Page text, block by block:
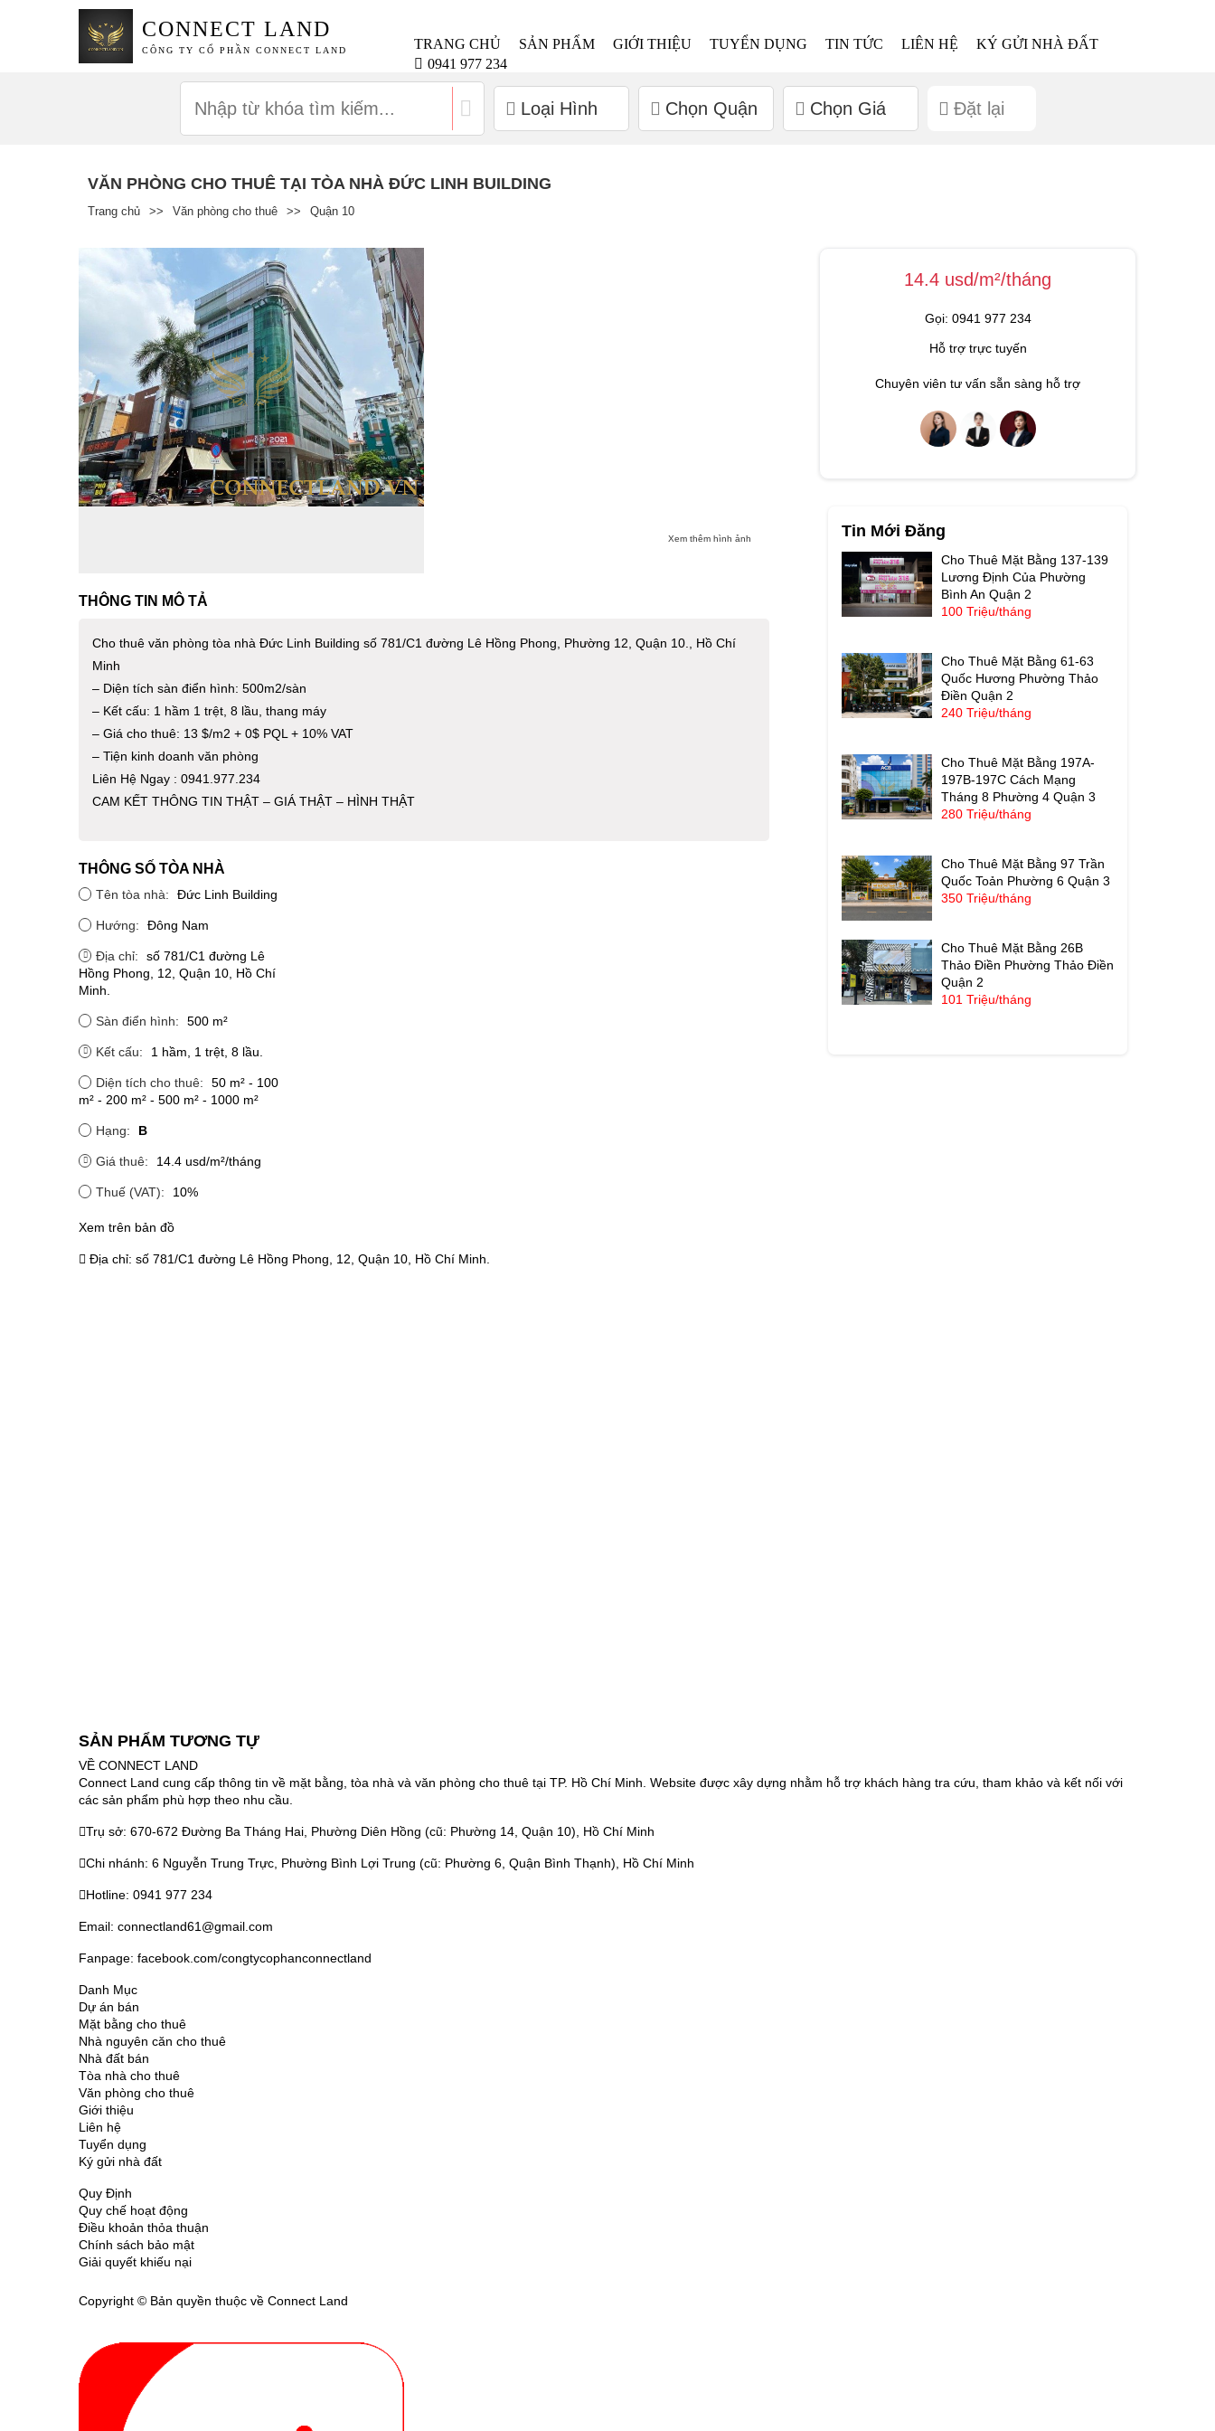
CONNECT LAND
CÔNG TY CỔ PHẦN CONNECT LAND TRANG CHỦ SẢN PHẨM GIỚI THIỆU TUYỂN DỤNG TIN TỨC LIÊN HỆ
KÝ GỬI NHÀ ĐẤT
0941 977 234
Loại Hình Chọn Quận Chọn Giá Đặt lại
VĂN PHÒNG CHO THUÊ TẠI TÒA NHÀ ĐỨC LINH BUILDING
Trang chủ >> Văn phòng cho thuê >> Quận 10
Xem thêm hình ảnh
THÔNG TIN MÔ TẢ
Cho thuê văn phòng tòa nhà Đức Linh Building số 781/C1 đường Lê Hồng Phong, Phường 12, Quận 10., Hồ Chí
Minh
– Diện tích sàn điển hình: 500m2/sàn
– Kết cấu: 1 hầm 1 trệt, 8 lầu, thang máy
– Giá cho thuê: 13 $/m2 + 0$ PQL + 10% VAT
– Tiện kinh doanh văn phòng
Liên Hệ Ngay : 0941.977.234
CAM KẾT THÔNG TIN THẬT – GIÁ THẬT – HÌNH THẬT
THÔNG SỐ TÒA NHÀ
Tên tòa nhà: Đức Linh Building
Hướng: Đông Nam
Địa chỉ:
số 781/C1 đường Lê
Hồng Phong, 12, Quận 10, Hồ Chí
Minh.
Sàn điển hình: 500 m²
Kết cấu: 1 hầm, 1 trệt, 8 lầu.
Diện tích cho thuê:
50 m² - 100
m² - 200 m² - 500 m² - 1000 m²
Hạng: B
Giá thuê: 14.4 usd/m²/tháng
Thuế (VAT): 10%
Xem trên bản đồ
Địa chỉ: số 781/C1 đường Lê Hồng Phong, 12, Quận 10, Hồ Chí Minh.
14.4 usd/m²/tháng
Gọi: 0941 977 234
Hỗ trợ trực tuyến
Chuyên viên tư vấn sẵn sàng hỗ trợ
Tin Mới Đăng
Cho Thuê Mặt Bằng 137-139
Lương Định Của Phường
Bình An Quận 2
100 Triệu/tháng
Cho Thuê Mặt Bằng 61-63
Quốc Hương Phường Thảo
Điền Quận 2
240 Triệu/tháng
Cho Thuê Mặt Bằng 197A-
197B-197C Cách Mạng
Tháng 8 Phường 4 Quận 3
280 Triệu/tháng
Cho Thuê Mặt Bằng 97 Trần
Quốc Toản Phường 6 Quận 3
350 Triệu/tháng
Cho Thuê Mặt Bằng 26B
Thảo Điền Phường Thảo Điền
Quận 2
101 Triệu/tháng
SẢN PHẨM TƯƠNG TỰ
VỀ CONNECT LAND
Connect Land cung cấp thông tin về mặt bằng, tòa nhà và văn phòng cho thuê tại TP. Hồ Chí Minh. Website được xây dựng nhằm hỗ trợ khách hàng tra cứu, tham khảo và kết nối với
các sản phẩm phù hợp theo nhu cầu.
Trụ sở: 670-672 Đường Ba Tháng Hai, Phường Diên Hồng (cũ: Phường 14, Quận 10), Hồ Chí Minh
Chi nhánh: 6 Nguyễn Trung Trực, Phường Bình Lợi Trung (cũ: Phường 6, Quận Bình Thạnh), Hồ Chí Minh
Hotline: 0941 977 234
Email: connectland61@gmail.com
Fanpage: facebook.com/congtycophanconnectland
Danh Mục
Dự án bán
Mặt bằng cho thuê
Nhà nguyên căn cho thuê
Nhà đất bán
Tòa nhà cho thuê
Văn phòng cho thuê
Giới thiệu
Liên hệ
Tuyển dụng
Ký gửi nhà đất
Quy Định
Quy chế hoạt động
Điều khoản thỏa thuận
Chính sách bảo mật
Giải quyết khiếu nại
Copyright © Bản quyền thuộc về Connect Land